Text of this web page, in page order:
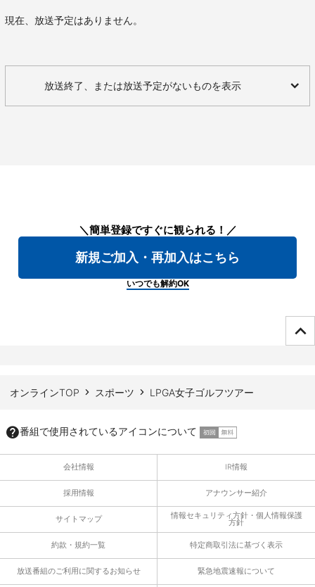
現在、放送予定はありません。
放送終了、または放送予定がないものを表示
＼簡単登録ですぐに観られる！／
新規ご加入・再加入はこちら
いつでも解約OK
オンラインTOP スポーツ LPGA女子ゴルフツアー
番組で使用されているアイコンについて
会社情報 IR情報
採用情報 アナウンサー紹介
サイトマップ 情報セキュリティ方針・個人情報保護
方針
約款・規約一覧 特定商取引法に基づく表示
放送番組のご利用に関するお知らせ 緊急地震速報について